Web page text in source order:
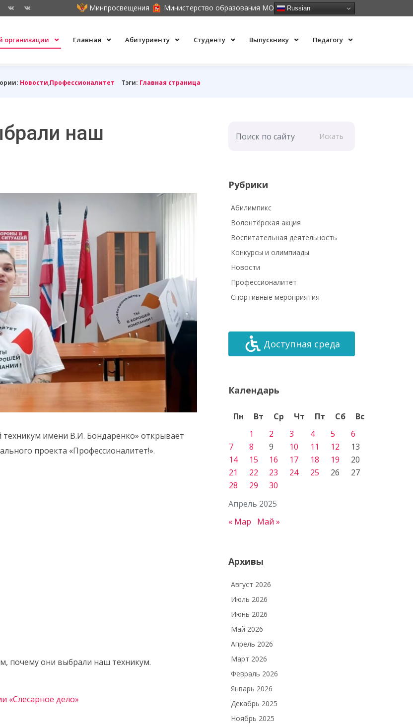
Минпросвещения Министерство образования МО Russian
организации Главная Абитуриенту Студенту Выпускнику Педагогу
Новости,Профессионалитет Тэги: Главная страница
наш
имени В.И. Бондаренко» открывает
проекта «Профессионалитет!».
почему они выбрали наш техникум.
«Слесарное дело»
Искать
Рубрики
Абилимпикс
Волонтёрская акция
Воспитательная деятельность
Конкурсы и олимпиады
Новости
Профессионалитет
Спортивные мероприятия
Доступная среда
Календарь
Апрель 2025
Пн Вт Ср Чт Пт Сб
Вс
1
2 3 4 5
6
7
8 9 10 11 12
13
14
15 16 17 18 19
20
21
22 23 24 25 26
27
28
29 30
« Мар Май »
Архивы
Август 2026
Июль 2026
Июнь 2026
Май 2026
Апрель 2026
Март 2026
Февраль 2026
Январь 2026
Декабрь 2025
Ноябрь 2025